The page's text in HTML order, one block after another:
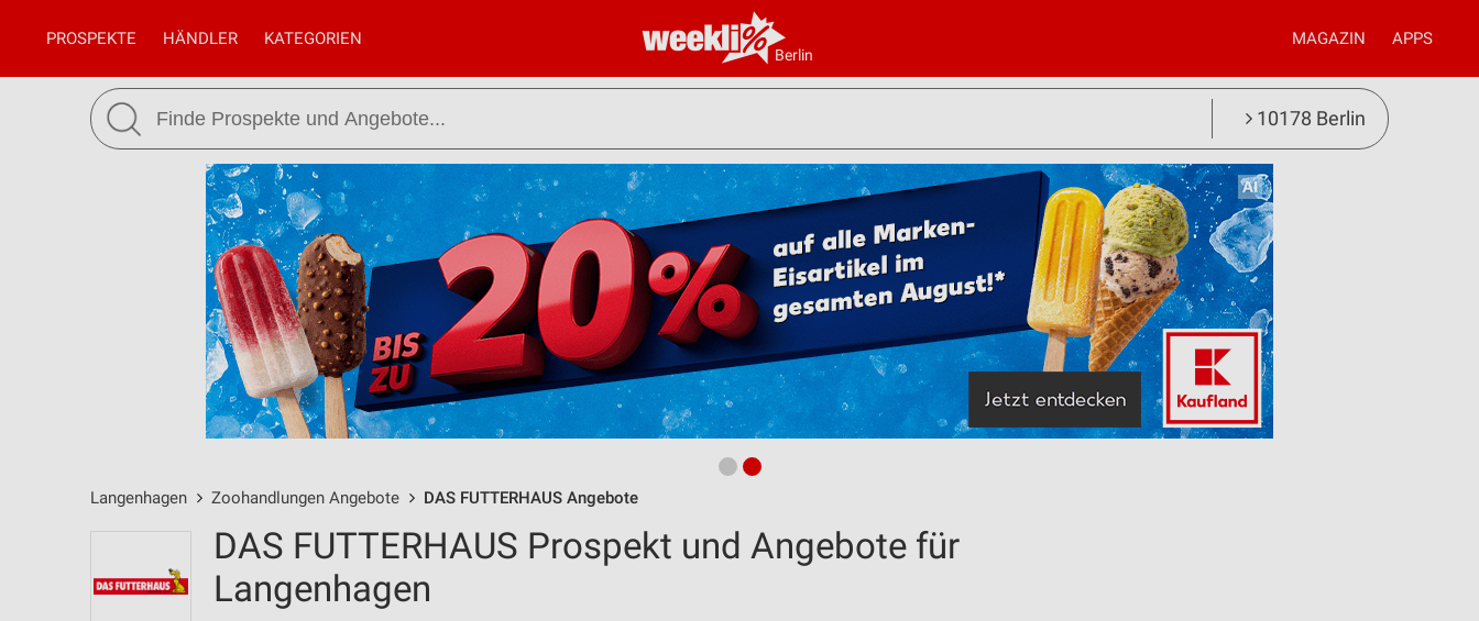
Berlin
PROSPEKTE HÄNDLER KATEGORIEN MAGAZIN APPS
10178 Berlin
Langenhagen Zoohandlungen Angebote DAS FUTTERHAUS Angebote
DAS FUTTERHAUS Prospekt und Angebote für
Langenhagen